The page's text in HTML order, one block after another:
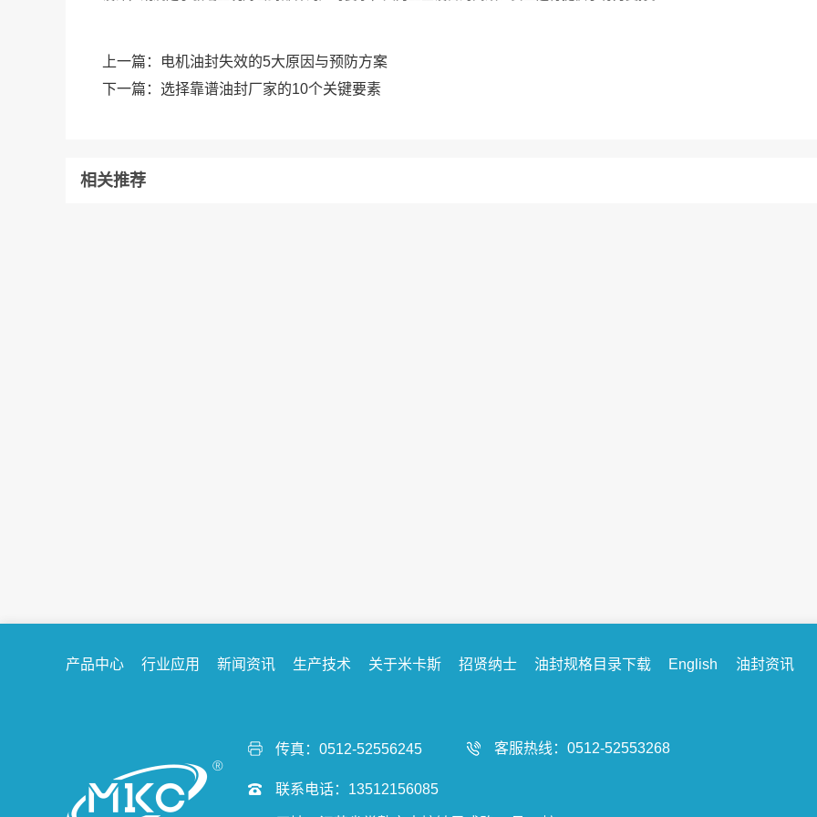
上一篇：
电机油封失效的5大原因与预防方案
下一篇： 选择靠谱油封厂家的10个关键要素
相关推荐
产品中心 行业应用 新闻资讯 生产技术 关于米卡斯 招贤纳士 油封规格目录下载 English 油封资讯
传真：0512-52556245 客服热线：0512-52553268
联系电话：13512156085